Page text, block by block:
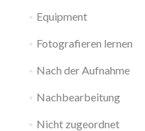
Equipment
Fotografieren lernen
Nach der Aufnahme
Nachbearbeitung
Nicht zugeordnet